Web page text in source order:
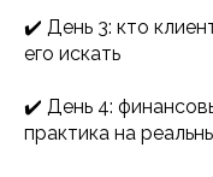
✔️ День 3: кто
его искать
✔️ День 4:
практика на